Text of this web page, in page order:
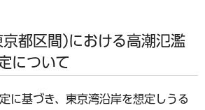
都区間)における高潮氾濫
について
に基づき、東京湾沿岸を想定しうる